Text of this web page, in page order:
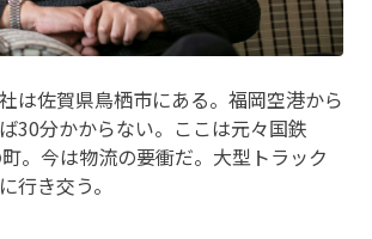
は佐賀県鳥栖市にある。福岡空港から
30分かからない。ここは元々国鉄
町。今は物流の要衝だ。大型トラック
行き交う。